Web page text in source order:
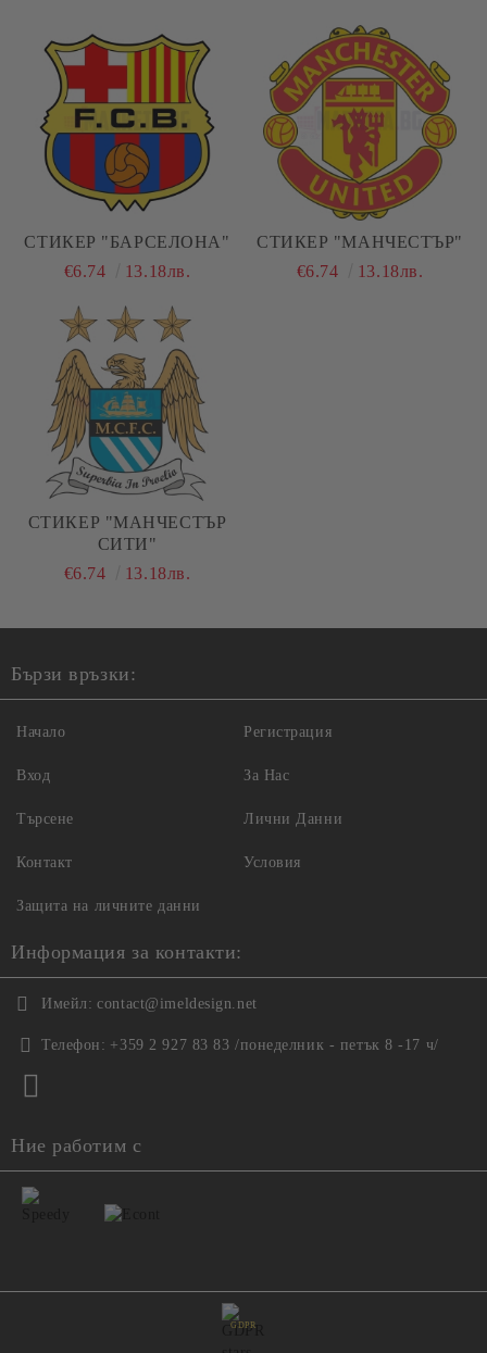
СТИКЕР "БАРСЕЛОНА"
€6.74
13.18лв.
СТИКЕР "МАНЧЕСТЪР"
€6.74
13.18лв.
СТИКЕР "МАНЧЕСТЪР
СИТИ"
€6.74
13.18лв.
Бързи връзки:
Начало
Вход
Търсене
Контакт
Регистрация
За Нас
Лични Данни
Условия
Защита на личните данни
Информация за контакти:
Имейл: contact@imeldesign.net
Телефон: +359 2 927 83 83 /понеделник - петък 8 -17 ч/
Ние работим с
GDPR